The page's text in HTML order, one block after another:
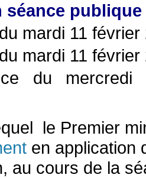
séance publique
mardi 11 février
mardi 11 février
du mercredi
le Premier
en application
au cours de la